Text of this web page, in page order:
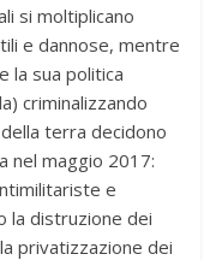
si moltiplicano
e dannose, mentre
la sua politica
criminalizzando
terra decidono
nel maggio 2017:
e
la distruzione dei
privatizzazione dei